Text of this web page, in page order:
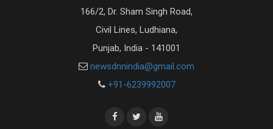
166/2, Dr. Sham Singh Road,
Civil Lines, Ludhiana,
Punjab, India - 141001
newsdnnindia@gmail.com
+91-6239992007